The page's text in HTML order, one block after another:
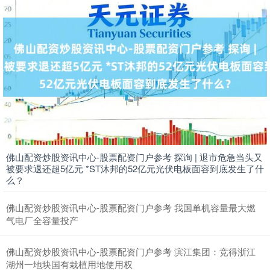
7853.00 +139.60
上证综指 3930.91 +30.56 +0.78%
深证成指 14291.15
佛山配资炒股资讯中心-股票配资门户参考 探询 | 退市危急当头又
被要求退还超5亿元 *ST沐邦的52亿元光伏电板面容到底发生了什
么？
佛山配资炒股资讯中心-股票配资门户参考 我国单机容量最大燃
气电厂全容量投产
佛山配资炒股资讯中心-股票配资门户参考 滨江集团：竞得浙江
湖州一地块国有栽植用地使用权